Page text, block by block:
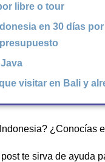
libre o tour
en 30 días
visitar en Bali y
¿Conocías
te sirva de ayuda